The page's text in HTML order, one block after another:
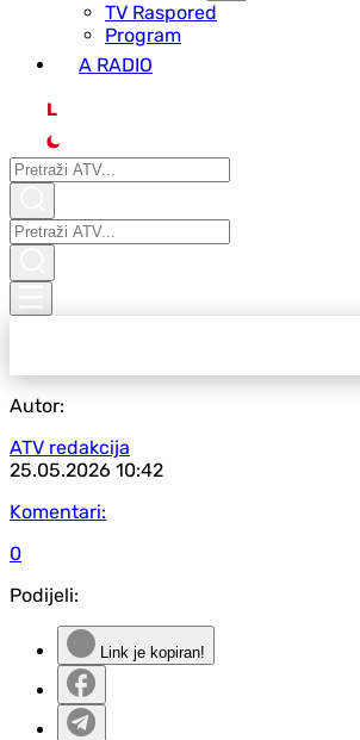
ТV Raspored
Program
A RADIO
L
Autor:
ATV redakcija
25.05.2026 10:42
Komentari:
0
Podijeli:
Link je kopiran!